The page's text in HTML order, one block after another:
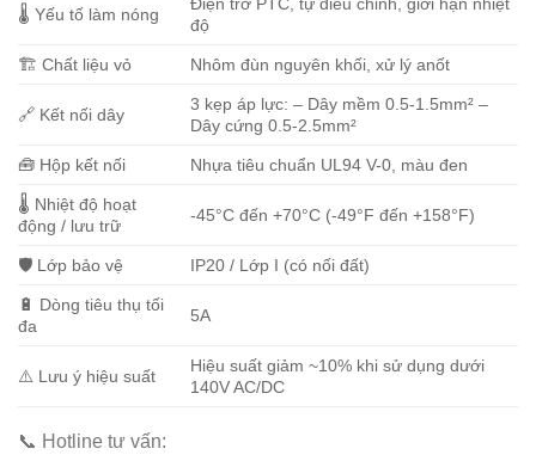
🌡️ Yếu tố làm nóng
độ
🏗️ Chất liệu vỏ Nhôm đùn nguyên khối, xử lý anốt
🔗 Kết nối dây
3 kẹp áp lực: – Dây mềm 0.5-1.5mm² –
Dây cứng 0.5-2.5mm²
🧰 Hộp kết nối Nhựa tiêu chuẩn UL94 V-0, màu đen
🌡️ Nhiệt độ hoạt
động / lưu trữ
-45°C đến +70°C (-49°F đến +158°F)
🛡️ Lớp bảo vệ IP20 / Lớp I (có nối đất)
🔋 Dòng tiêu thụ tối
đa
5A
⚠️ Lưu ý hiệu suất
Hiệu suất giảm ~10% khi sử dụng dưới
140V AC/DC
📞 Hotline tư vấn: